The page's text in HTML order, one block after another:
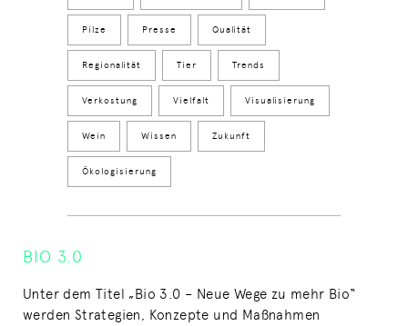
Pilze Presse Qualität
Regionalität Tier Trends
Verkostung Vielfalt Visualisierung
Wein Wissen Zukunft
Ökologisierung
BIO 3.0
Unter dem Titel „Bio 3.0 – Neue Wege zu mehr Bio“
werden Strategien, Konzepte und Maßnahmen